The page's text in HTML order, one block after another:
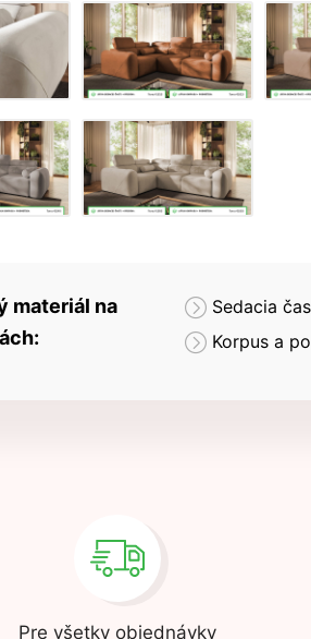
materiál na
Sedacia
Korpus a
Pre všetky objednávky